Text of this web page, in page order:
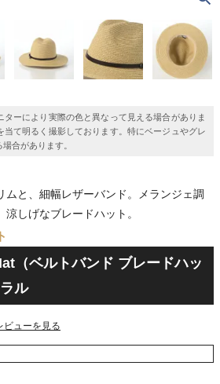
ーにより実際の色と異なって見える場合がありま
当て明るく撮影しております。特にベージュやグレ
合があります。
ムと、細幅レザーバンド。メランジェ調
しげなブレードハット。
（ベルトバンド ブレードハッ
ル
ビューを見る